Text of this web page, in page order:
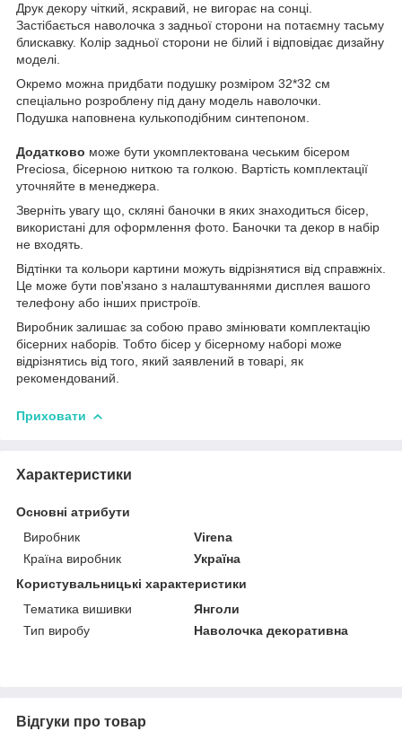
Друк декору чіткий, яскравий, не вигорає на сонці.
Застібається наволочка з задньої сторони на потаємну тасьму
блискавку. Колір задньої сторони не білий і відповідає дизайну
моделі.
Окремо можна придбати подушку розміром 32*32 см
спеціально розроблену під дану модель наволочки.
Подушка наповнена кулькоподібним синтепоном.
Додатково може бути укомплектована чеським бісером
Preciosa, бісерною ниткою та голкою. Вартість комплектації
уточняйте в менеджера.
Зверніть увагу що, скляні баночки в яких знаходиться бісер,
використані для оформлення фото. Баночки та декор в набір
не входять.
Відтінки та кольори картини можуть відрізнятися від справжніх.
Це може бути пов'язано з налаштуваннями дисплея вашого
телефону або інших пристроїв.
Виробник залишає за собою право змінювати комплектацію
бісерних наборів. Тобто бісер у бісерному наборі може
відрізнятись від того, який заявлений в товарі, як
рекомендований.
Приховати
Характеристики
Основні атрибути
Виробник
Virena
Країна виробник
Україна
Користувальницькі характеристики
Тематика вишивки
Янголи
Тип виробу
Наволочка декоративна
Відгуки про товар